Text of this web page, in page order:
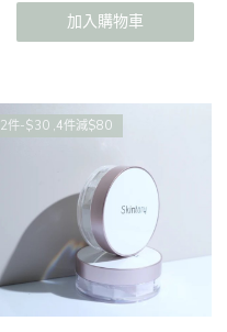
加入購物車
2件-$30 ,4件減$80